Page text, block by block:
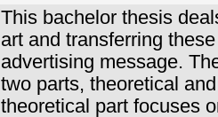
This bachelor thesis
art and transferring
advertising message.
two parts, theoretical
theoretical part focuses